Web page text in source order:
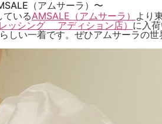
（アムサーラ）〜
ているAMSALE（アムサーラ） より
ッシング アディション店） に入
しい一着です。ぜひアムサーラの